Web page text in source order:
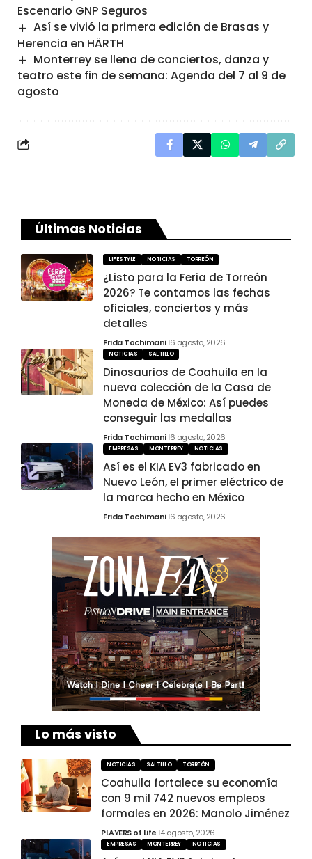
Escenario GNP Seguros
Así se vivió la primera edición de Brasas y
Herencia en HÄRTH
Monterrey se llena de conciertos, danza y
teatro este fin de semana: Agenda del 7 al 9 de
agosto
Últimas Noticias
LIFESTYLE NOTICIAS TORREÓN
¿Listo para la Feria de Torreón
2026? Te contamos las fechas
oficiales, conciertos y más
detalles
Frida Tochimani 6 agosto, 2026
NOTICIAS SALTILLO
Dinosaurios de Coahuila en la
nueva colección de la Casa de
Moneda de México: Así puedes
conseguir las medallas
Frida Tochimani 6 agosto, 2026
EMPRESAS MONTERREY NOTICIAS
Así es el KIA EV3 fabricado en
Nuevo León, el primer eléctrico de
la marca hecho en México
Frida Tochimani 6 agosto, 2026
Lo más visto
NOTICIAS SALTILLO TORREÓN
Coahuila fortalece su economía
con 9 mil 742 nuevos empleos
formales en 2026: Manolo Jiménez
PLAYERS of Life 4 agosto, 2026
EMPRESAS MONTERREY NOTICIAS